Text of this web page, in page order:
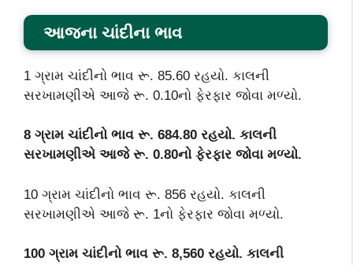
આજના ચાંદીના ભાવ
1 ગ્રામ ચાંદીનો ભાવ રૂ. 85.60 રહયો. કાલની
સરખામણીએ આજે રૂ. 0.10નો ફેરફાર જોવા મળ્યો.
8 ગ્રામ ચાંદીનો ભાવ રૂ. 684.80 રહયો. કાલની
સરખામણીએ આજે રૂ. 0.80નો ફેરફાર જોવા મળ્યો.
10 ગ્રામ ચાંદીનો ભાવ રૂ. 856 રહયો. કાલની
સરખામણીએ આજે રૂ. 1નો ફેરફાર જોવા મળ્યો.
100 ગ્રામ ચાંદીનો ભાવ રૂ. 8,560 રહયો. કાલની